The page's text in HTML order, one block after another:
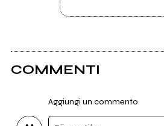
COMMENTI
Aggiungi un commento